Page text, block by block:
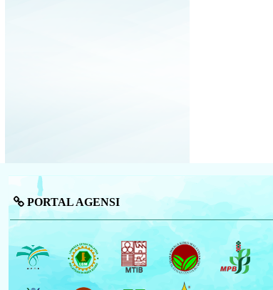
PORTAL AGENSI